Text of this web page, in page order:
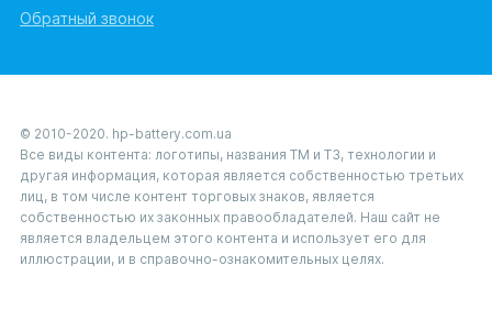
Обратный звонок
© 2010-2020. hp-battery.com.ua
Все виды контента: логотипы, названия ТМ и ТЗ, технологии и
другая информация, которая является собственностью третьих
лиц, в том числе контент торговых знаков, является
собственностью их законных правообладателей. Наш сайт не
является владельцем этого контента и использует его для
иллюстрации, и в справочно-ознакомительных целях.